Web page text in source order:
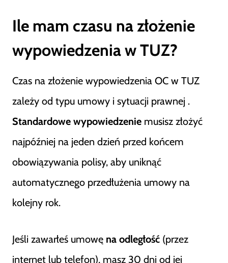
Ile mam czasu na złożenie
wypowiedzenia w TUZ?
Czas na złożenie wypowiedzenia OC w TUZ
zależy od typu umowy i sytuacji prawnej .
Standardowe wypowiedzenie musisz złożyć
najpóźniej na jeden dzień przed końcem
obowiązywania polisy, aby uniknąć
automatycznego przedłużenia umowy na
kolejny rok.
Jeśli zawarłeś umowę na odległość (przez
internet lub telefon), masz 30 dni od jej